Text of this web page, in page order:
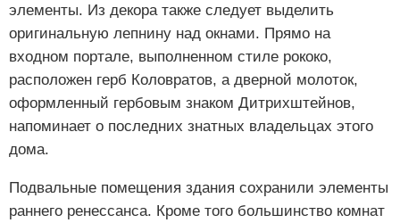
элементы. Из декора также следует выделить
оригинальную лепнину над окнами. Прямо на
входном портале, выполненном стиле рококо,
расположен герб Коловратов, а дверной молоток,
оформленный гербовым знаком Дитрихштейнов,
напоминает о последних знатных владельцах этого
дома.
Подвальные помещения здания сохранили элементы
раннего ренессанса. Кроме того большинство комнат